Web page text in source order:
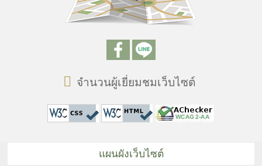
จำนวนผู้เยี่ยมชมเว็บไซต์
แผนผังเว็บไซต์